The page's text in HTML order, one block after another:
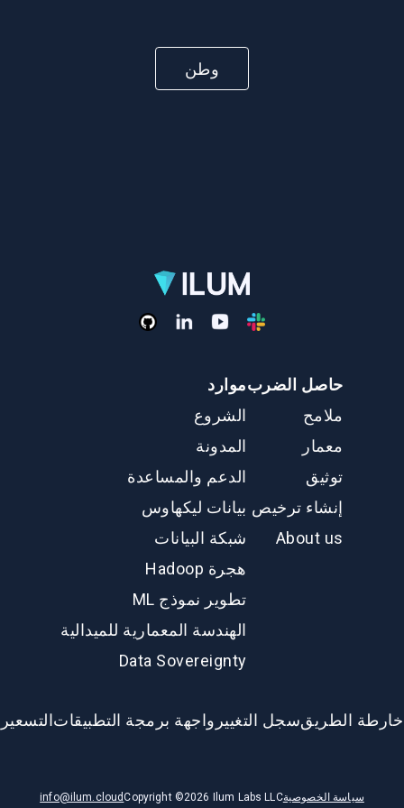
وطن
حاصل الضرب
ملامح
معمار
توثيق
إنشاء ترخيص
About us
موارد
الشروع
المدونة
الدعم والمساعدة
بيانات ليكهاوس
شبكة البيانات
هجرة Hadoop
تطوير نموذج ML
الهندسة المعمارية للميدالية
Data Sovereignty
خارطة الطريقسجل التغيير واجهة برمجة التطبيقاتالتسعير
سياسة الخصوصية Copyright ©2026 Ilum Labs LLC
info@ilum.cloud